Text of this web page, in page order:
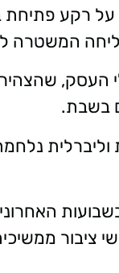
על רקע
המשטרה
שהצהירו
בשבת.
ציבור